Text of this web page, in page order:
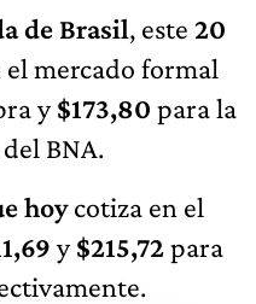
de Brasil, este 20
el mercado formal
y$173,80 para la
BNA.
hoycotiza en el
y$215,72para